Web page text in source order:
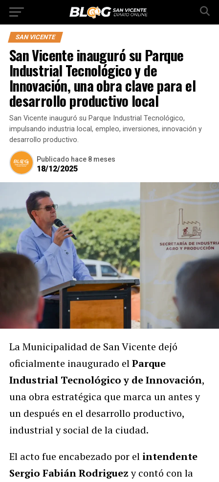
SAN VICENTE
San Vicente inauguró su Parque
Industrial Tecnológico y de
Innovación, una obra clave para el
desarrollo productivo local
San Vicente inauguró su Parque Industrial Tecnológico,
impulsando industria local, empleo, inversiones, innovación y
desarrollo productivo.
Publicado hace 8 meses
18/12/2025
La Municipalidad de San Vicente dejó
oficialmente inaugurado elParque
Industrial Tecnológico y de Innovación,
una obra estratégica que marca un antes y
un después en el desarrollo productivo,
industrial y social de la ciudad.
El acto fue encabezado por el intendente
Sergio Fabián Rodriguezy contó con la